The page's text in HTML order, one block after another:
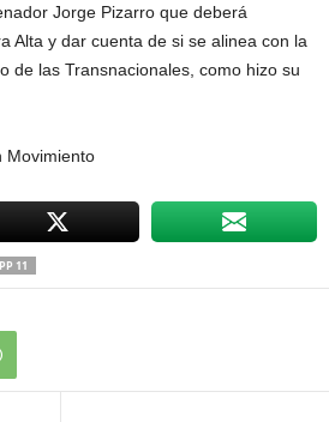
Jorge Pizarro que deberá
Alta y dar cuenta de si se alinea con la
de las Transnacionales, como hizo su
Movimiento
11